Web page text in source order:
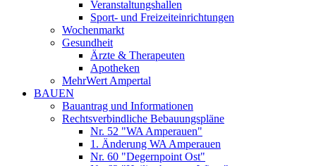
Veranstaltungshallen
Sport- und Freizeiteinrichtungen
Wochenmarkt
Gesundheit
Ärzte & Therapeuten
Apotheken
MehrWert Ampertal
BAUEN
Bauantrag und Informationen
Rechtsverbindliche Bebauungspläne
Nr. 52 "WA Amperauen"
1. Änderung WA Amperauen
Nr. 60 "Degernpoint Ost"